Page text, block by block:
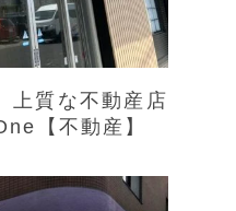
上質な不動産店
【不動産】